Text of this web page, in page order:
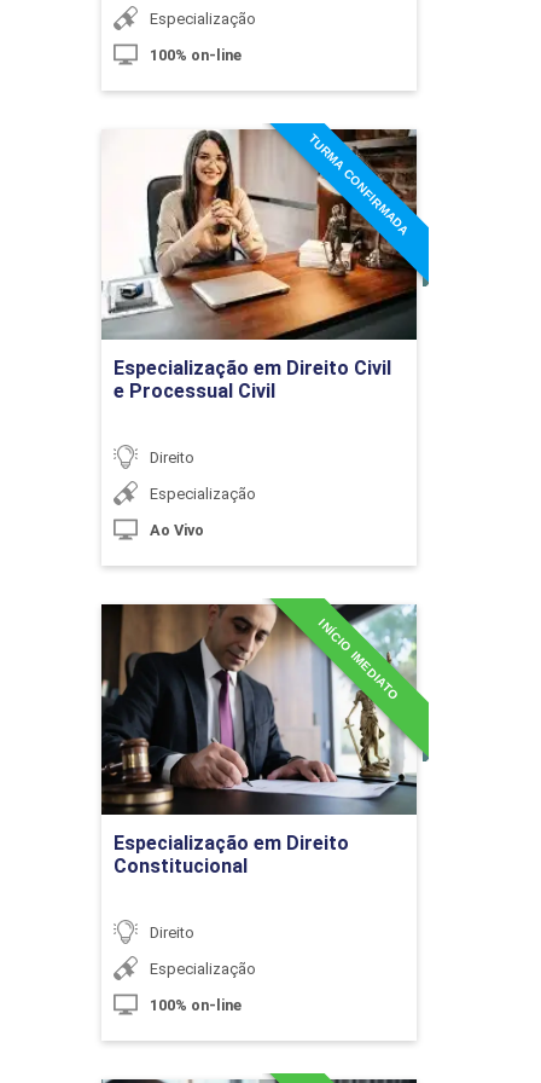
Crime tentado e Crime Consumado
10h
Ação Penal
10h
Das Penas
Especialização
100% on-line
Especialização em Direito Civil
e Processual Civil
TURMA CONFIRMADA
Direito
Especialização
Ao Vivo
Especialização em Direito
Civil e Processual Civil
Detalhes do curso
Ir para Inscrição
Especialização em Direito
Constitucional
INÍCIO IMEDIATO
Direito
Especialização
100% on-line
Especialização em Direito
Constitucional
Detalhes do curso
Ir para Inscrição